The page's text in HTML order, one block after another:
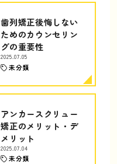
歯列矯正後悔しない
ためのカウンセリン
グの重要性
2025.07.05
未分類
アンカースクリュー
矯正のメリット・デ
メリット
2025.07.04
未分類